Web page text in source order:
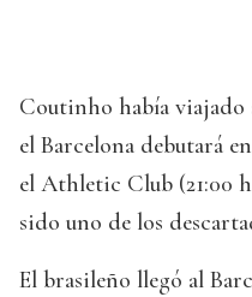
Coutinho había viajado
el Barcelona debutará
el Athletic Club (21:00
sido uno de los
El brasileño llegó al